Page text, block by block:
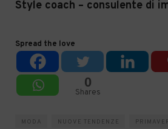
Style coach – consulente di
Spread the love
0
Shares
MODA NUOVE TENDENZE